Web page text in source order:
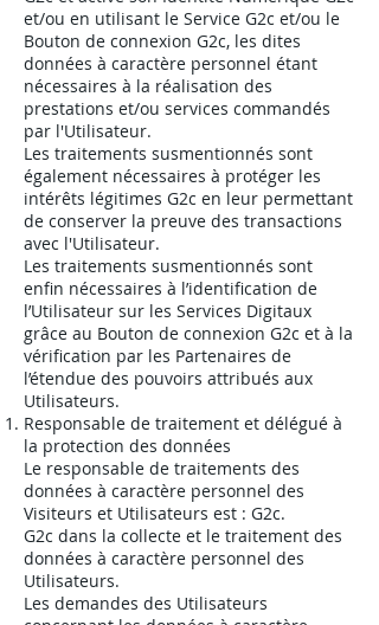
et/ou en utilisant le Service G2c et/ou le
Bouton de connexion G2c, les dites
données à caractère personnel étant
nécessaires à la réalisation des
prestations et/ou services commandés
par l'Utilisateur.
Les traitements susmentionnés sont
également nécessaires à protéger les
intérêts légitimes G2c en leur permettant
de conserver la preuve des transactions
avec l'Utilisateur.
Les traitements susmentionnés sont
enfin nécessaires à l’identification de
l’Utilisateur sur les Services Digitaux
grâce au Bouton de connexion G2c et à la
vérification par les Partenaires de
l’étendue des pouvoirs attribués aux
Utilisateurs.
Responsable de traitement et délégué à
la protection des données
Le responsable de traitements des
données à caractère personnel des
Visiteurs et Utilisateurs est : G2c.
G2c dans la collecte et le traitement des
données à caractère personnel des
Utilisateurs.
Les demandes des Utilisateurs